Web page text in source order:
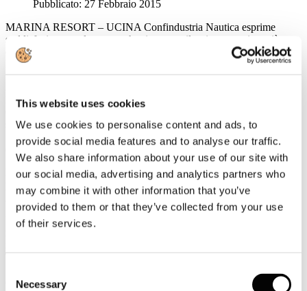
This website uses cookies
We use cookies to personalise content and ads, to
provide social media features and to analyse our traffic.
We also share information about your use of our site with
our social media, advertising and analytics partners who
may combine it with other information that you’ve
provided to them or that they’ve collected from your use
of their services.
Selection
Necessary
Pubblicato: 27 Febbraio 2015
MARINA RESORT – UCINA Confindustria Nautica esprime
soddisfazione per la norma che riconosce il turismo nautico, già
operativa e adottata con soddisfazione dai primi operatori del settore.
L'Agenzia delle Entrate ne chiarisce la portata.
Infrastrutture e Trasporti, Maurizio Lupi, su proposta di UCINA
scorso agosto. Con il supporto dello stesso Lupi e della
Sottosegretario all'Economia, Paola De Micheli, è stata poi
confermata nella Legge di stabilità anche per il 2015.
L'Associazione di categoria della filiera nautica ribadisce che la
previsione di legge è pienamente operativa e già applicata dai primi
gestori portuali.
Un decreto del Ministero dei Trasporti ha infatti definito la
contrariamente a quanto riportato su alcuni organi di stampa,